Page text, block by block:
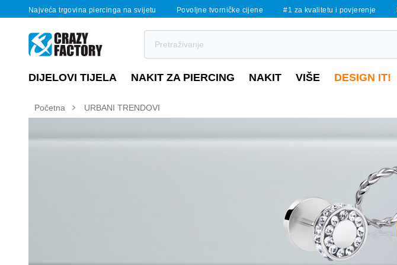
Najveća trgovina piercinga na svijetu Povoljne tvorničke cijene #1 za kvalitetu i povjerenje
DIJELOVI TIJELA NAKIT ZA PIERCING NAKIT VIŠE DESIGN IT!
Početna URBANI TRENDOVI